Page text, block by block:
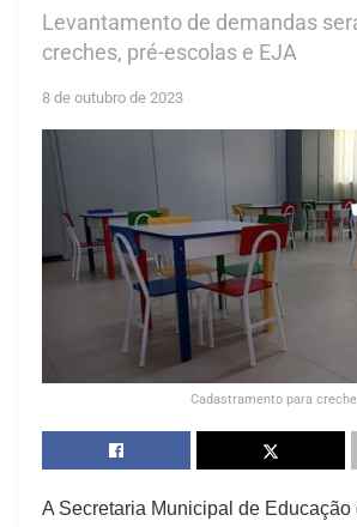
Levantamento de demandas
creches, pré-escolas e EJA
8 de outubro de 2023
Cadastramento para
A Secretaria Municipal de